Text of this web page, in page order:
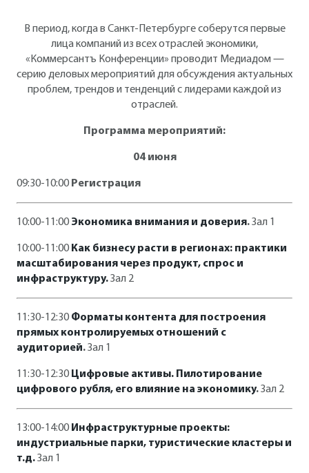
В период, когда в Санкт-Петербурге соберутся первые
лица компаний из всех отраслей экономики,
«Коммерсантъ Конференции» проводит Медиадом —
серию деловых мероприятий для обсуждения актуальных
проблем, трендов и тенденций с лидерами каждой из
отраслей.
Программа мероприятий:
04 июня
09:30-10:00 Регистрация
10:00-11:00 Экономика внимания и доверия.Зал 1
10:00-11:00 Как бизнесу расти в регионах: практики
масштабирования через продукт, спрос и
инфраструктуру.Зал 2
11:30-12:30 Форматы контента для построения
прямых контролируемых отношений с
аудиторией.Зал 1
11:30-12:30 Цифровые активы. Пилотирование
цифрового рубля, его влияние на экономику.Зал 2
13:00-14:00 Инфраструктурные проекты:
индустриальные парки, туристические кластеры и
т.д.Зал 1